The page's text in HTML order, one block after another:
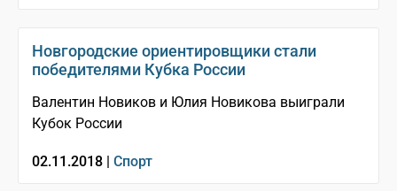
Новгородские ориентировщики стали
победителями Кубка России
Валентин Новиков и Юлия Новикова выиграли
Кубок России
02.11.2018 | Спорт